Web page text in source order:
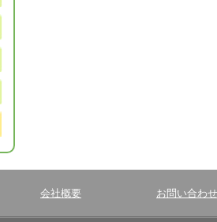
会社概要 お問い合わせ